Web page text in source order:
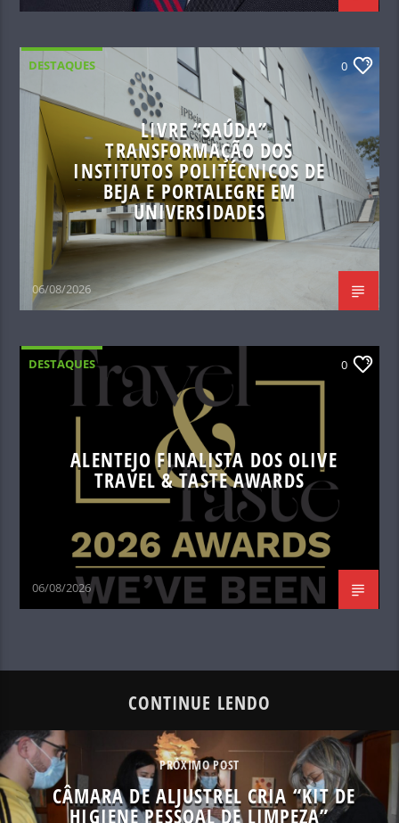
DESTAQUES 0
LIVRE “SAÚDA”
TRANSFORMAÇÃO DOS
INSTITUTOS POLITÉCNICOS DE
BEJA E PORTALEGRE EM
UNIVERSIDADES
06/08/2026
DESTAQUES 0
ALENTEJO FINALISTA DOS OLIVE
TRAVEL & TASTE AWARDS
06/08/2026
CONTINUE LENDO
PRÓXIMO POST
CÂMARA DE ALJUSTREL CRIA “KIT DE
HIGIENE PESSOAL DE LIMPEZA”